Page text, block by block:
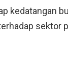
kedatangan
sektor